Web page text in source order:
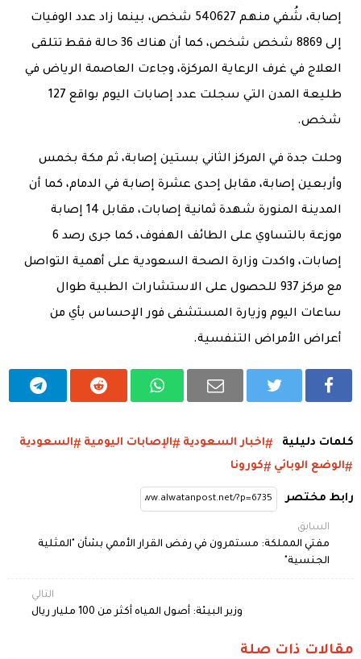
إصابة، شُفي منهم 540627 شخص، بينما زاد عدد الوفيات
إلى 8869 شخص شخص، كما أن هناك 36 حالة فقط تتلقى
العلاج في غرف الرعاية المركزة، وجاءت العاصمة الرياض في
طليعة المدن التي سجلت عدد إصابات اليوم بواقع 127
شخص.
وحلت جدة في المركز الثاني بستين إصابة، ثم مكة بخمس
وأربعين إصابة، مقابل إحدى عشرة إصابة في الدمام، كما أن
المدينة المنورة شهدة ثمانية إصابات، مقابل 14 إصابة
موزعة بالتساوي على الطائف الهفوف، كما جرى رصد 6
إصابات، واكدت وزارة الصحة السعودية على أهمية التواصل
مع مركز 937 للحصول على الاستشارات الطبية طوال
ساعات اليوم وزيارة المستشفى فور الإحساس بأي من
أعراض الأمراض التنفسية.
كلمات دليلية اخبار السعودية الإصابات اليومية
السعودية
الوضع الوبائي
كورونا
رابط مختصر
السابق
مفتي المملكة: مستمرون في رفض القرار الأممي بشأن "المثلية
الجنسية"
التالي
وزير البيئة: أصول المياه أكثر من 100 مليار ريال
مقالات ذات صلة